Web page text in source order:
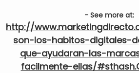
- See more at:
http://
son-los-habitos-digitales-
que-ayudaran-las-
facilmente-ellas/